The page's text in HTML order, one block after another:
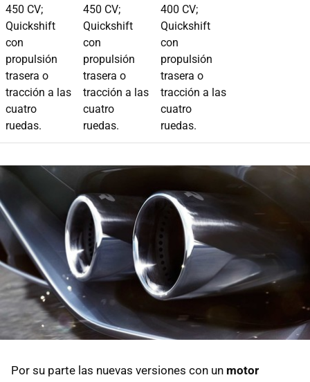
450 CV;
Quickshift
con
propulsión
trasera o
tracción a las
cuatro
ruedas.
450 CV;
Quickshift
con
propulsión
trasera o
tracción a las
cuatro
ruedas.
400 CV;
Quickshift
con
propulsión
trasera o
tracción a las
cuatro
ruedas.
Por su parte las nuevas versiones con un motor